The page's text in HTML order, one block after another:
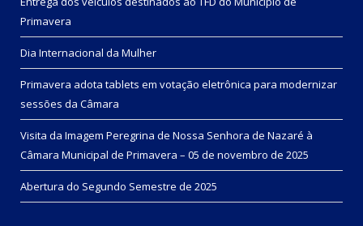
Primavera
Dia Internacional da Mulher
Primavera adota tablets em votação eletrônica para modernizar
sessões da Câmara
Visita da Imagem Peregrina de Nossa Senhora de Nazaré à
Câmara Municipal de Primavera – 05 de novembro de 2025
Abertura do Segundo Semestre de 2025